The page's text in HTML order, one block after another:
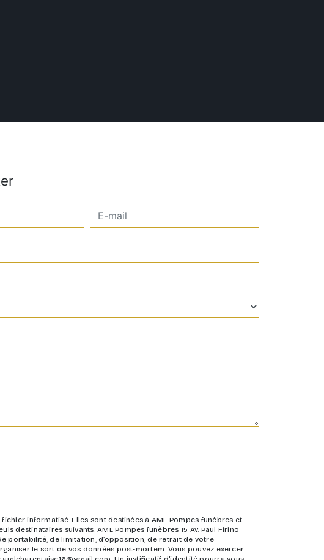
informatisé. Elles sont destinées à AML Pompes funèbres et
destinataires suivants: AML Pompes funèbres 15 Av. Paul Firino
portabilité, de limitation, d’opposition, de retrait de votre
le sort de vos données post-mortem. Vous pouvez exercer